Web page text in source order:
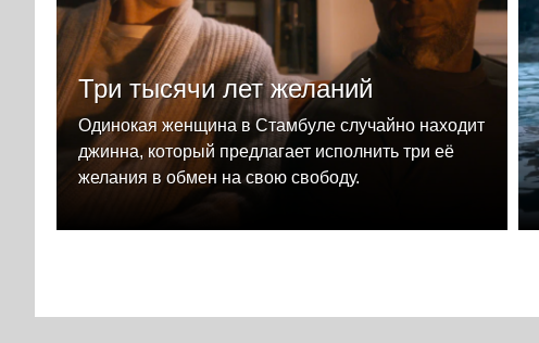
Три тысячи лет желаний
Одинокая женщина в Стамбуле случайно находит
джинна, который предлагает исполнить три её
желания в обмен на свою свободу.